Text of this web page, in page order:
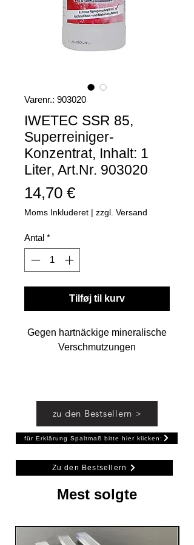
Varenr.: 903020
IWETEC SSR 85,
Superreiniger-
Konzentrat, Inhalt: 1
Liter, Art.Nr. 903020
14,70 €Pris
Moms Inkluderet | zzgl. Versand
Antal *
Tilføj til kurv
Gegen hartnäckige mineralische
Verschmutzungen
mineralischen Verschmutzungen,
z.B. Kalk, Rost, Urinstein,
Zementschleier, Mauerschwamm,
Salzausblühungen, Oxidflecken,
uvm.
III DetergenzienVO
zu den Bestsellern >
für Erklärung Spaltmaß bitte hier klicken:
Zu den Bestsellern
Mest solgte